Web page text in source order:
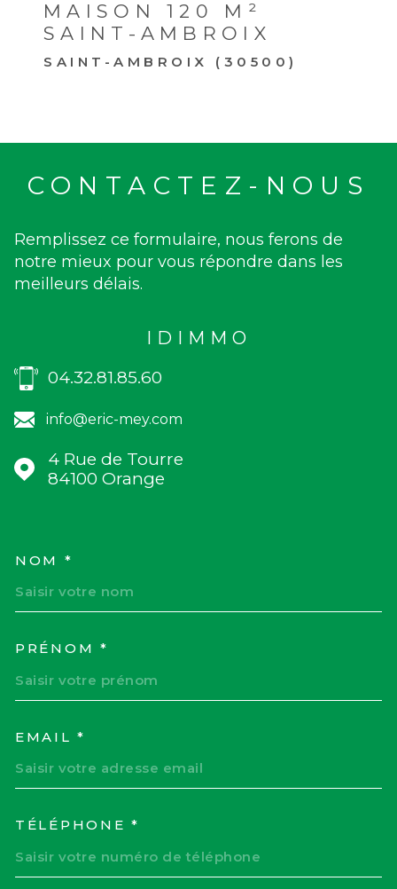
MAISON 120 M²
SAINT-AMBROIX
SAINT-AMBROIX (30500)
CONTACTEZ-NOUS
Remplissez ce formulaire, nous ferons de
notre mieux pour vous répondre dans les
meilleurs délais.
IDIMMO
04.32.81.85.60
info@eric-mey.com
4 Rue de Tourre
84100
Orange
NOM *
PRÉNOM *
EMAIL *
TÉLÉPHONE *